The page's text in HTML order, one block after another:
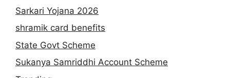
Sarkari Yojana 2026
shramik card benefits
State Govt Scheme
Sukanya Samriddhi Account Scheme